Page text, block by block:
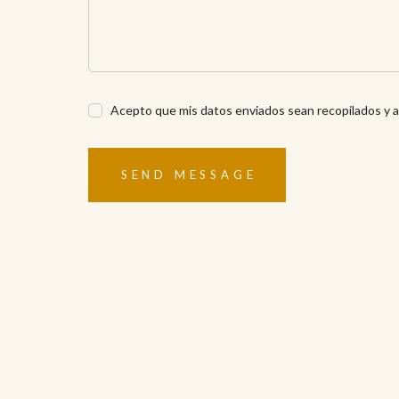
Acepto que mis datos enviados sean recopilados y
SEND MESSAGE